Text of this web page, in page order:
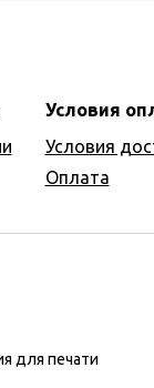
Условия
Условия
Оплата
для печати